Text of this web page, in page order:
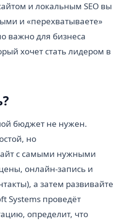
и локальным SEO вы
и «перехватываете»
важно для бизнеса
хочет стать лидером в
бюджет не нужен.
но
с самыми нужными
онлайн-запись и
а затем развивайте
Systems проведёт
определит, что